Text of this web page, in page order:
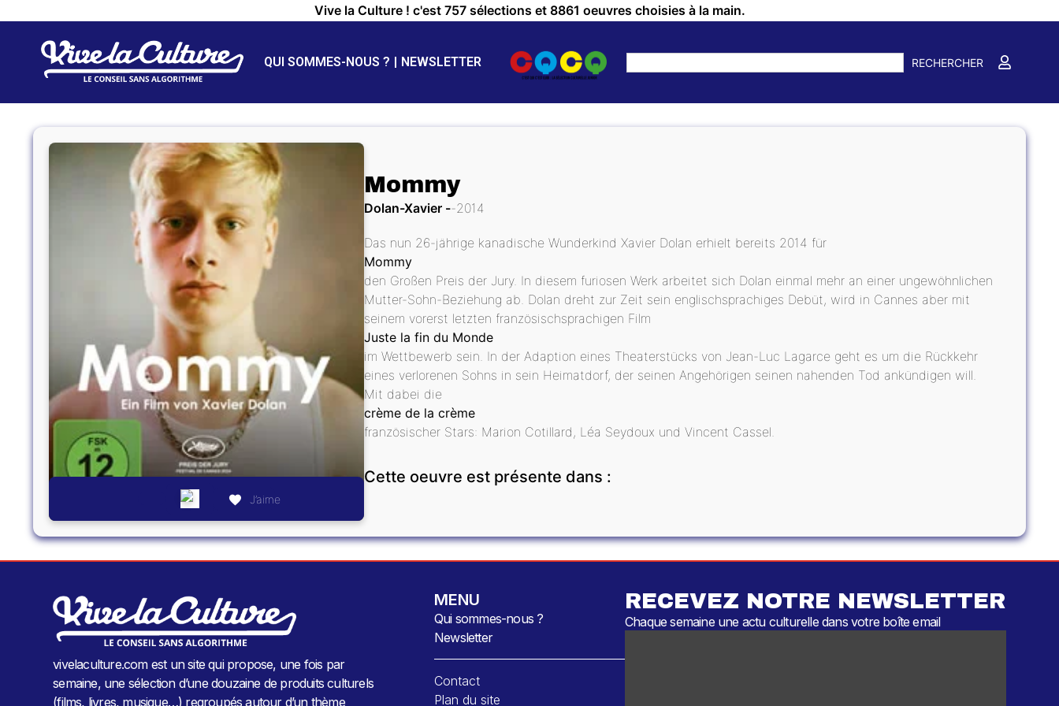
Vive la Culture ! c'est 757 sélections et 8861 oeuvres choisies à la main.
QUI SOMMES-NOUS ? NEWSLETTER RECHERCHER
J’aime
Mommy
Dolan-Xavier 2014
Das nun 26-jährige kanadische Wunderkind Xavier Dolan erhielt bereits 2014 für
Mommy
den Großen Preis der Jury. In diesem furiosen Werk arbeitet sich Dolan einmal mehr an einer ungewöhnlichen
Mutter-Sohn-Beziehung ab. Dolan dreht zur Zeit sein englischsprachiges Debüt, wird in Cannes aber mit
seinem vorerst letzten französischsprachigen Film
Juste la fin du Monde
im Wettbewerb sein. In der Adaption eines Theaterstücks von Jean-Luc Lagarce geht es um die Rückkehr
eines verlorenen Sohns in sein Heimatdorf, der seinen Angehörigen seinen nahenden Tod ankündigen will.
Mit dabei die
crème de la crème
französischer Stars: Marion Cotillard, Léa Seydoux und Vincent Cassel.
Cette oeuvre est présente dans :
vivelaculture.com est un site qui propose, une fois par
semaine, une sélection d’une douzaine de produits culturels
(films, livres, musique…) regroupés autour d’un thème
MENU
Qui sommes-nous ?
Newsletter
Contact
Plan du site
RECEVEZ NOTRE NEWSLETTER
Chaque semaine une actu culturelle dans votre boîte email